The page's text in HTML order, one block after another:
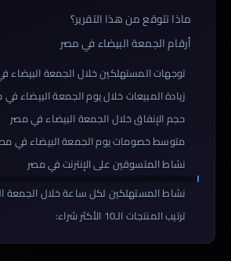
ماذا تتوقع من هذا التقرير؟
أرقام الجمعة البيضاء في مصر
توجهات المستهلكين خلال الجمعة البيضاء
زيادة المبيعات خلال يوم الجمعة البيضاء
حجم الإنفاق خلال الجمعة البيضاء في مصر
متوسط خصومات يوم الجمعة البيضاء في
نشاط المتسوقين على الإنترنت في مصر
نشاط المستهلكين لكل ساعة خلال الجمعة
ترتيب المنتجات الـ10 الأكثر شراء: